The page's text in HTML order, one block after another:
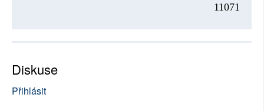
11071
Diskuse
Přihlásit